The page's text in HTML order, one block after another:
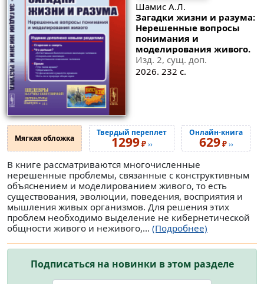
Шамис А.Л.
Загадки жизни и разума:
Нерешенные вопросы
понимания и
моделирования живого.
Изд. 2, сущ. доп.
2026. 232 с.
Мягкая обложка
Твердый переплет
1299₽››
Онлайн-книга
629₽››
В книге рассматриваются многочисленные
нерешенные проблемы, связанные с конструктивным
объяснением и моделированием живого, то есть
существования, эволюции, поведения, восприятия и
мышления живых организмов. Для решения этих
проблем необходимо выделение не кибернетической
общности живого и неживого,... (Подробнее)
Подписаться на новинки в этом разделе